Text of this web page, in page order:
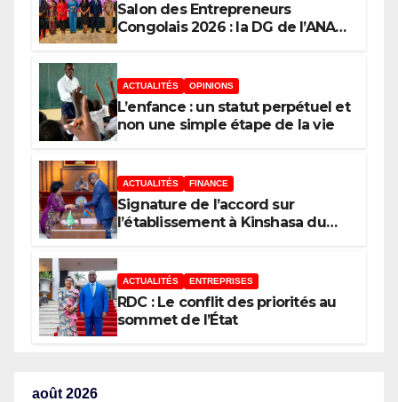
Salon des Entrepreneurs
Congolais 2026 : la DG de l’ANAPI
l’ambition d’une RDC, destination
phare de l’investissement en
Afrique
ACTUALITÉS OPINIONS
L’enfance : un statut perpétuel et
non une simple étape de la vie
ACTUALITÉS FINANCE
Signature de l’accord sur
l’établissement à Kinshasa du
africaine–Nouveau Partenariat
pour le développement de
l’Afrique (AUDA-NEPAD)
ACTUALITÉS ENTREPRISES
RDC : Le conflit des priorités au
sommet de l’État
août 2026